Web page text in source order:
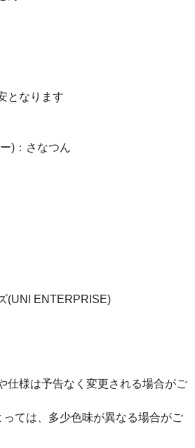
となります
)：さなつん
(UNI ENTERPRISE)
仕様は予告なく変更される場合がご
ては、多少色味が異なる場合がご